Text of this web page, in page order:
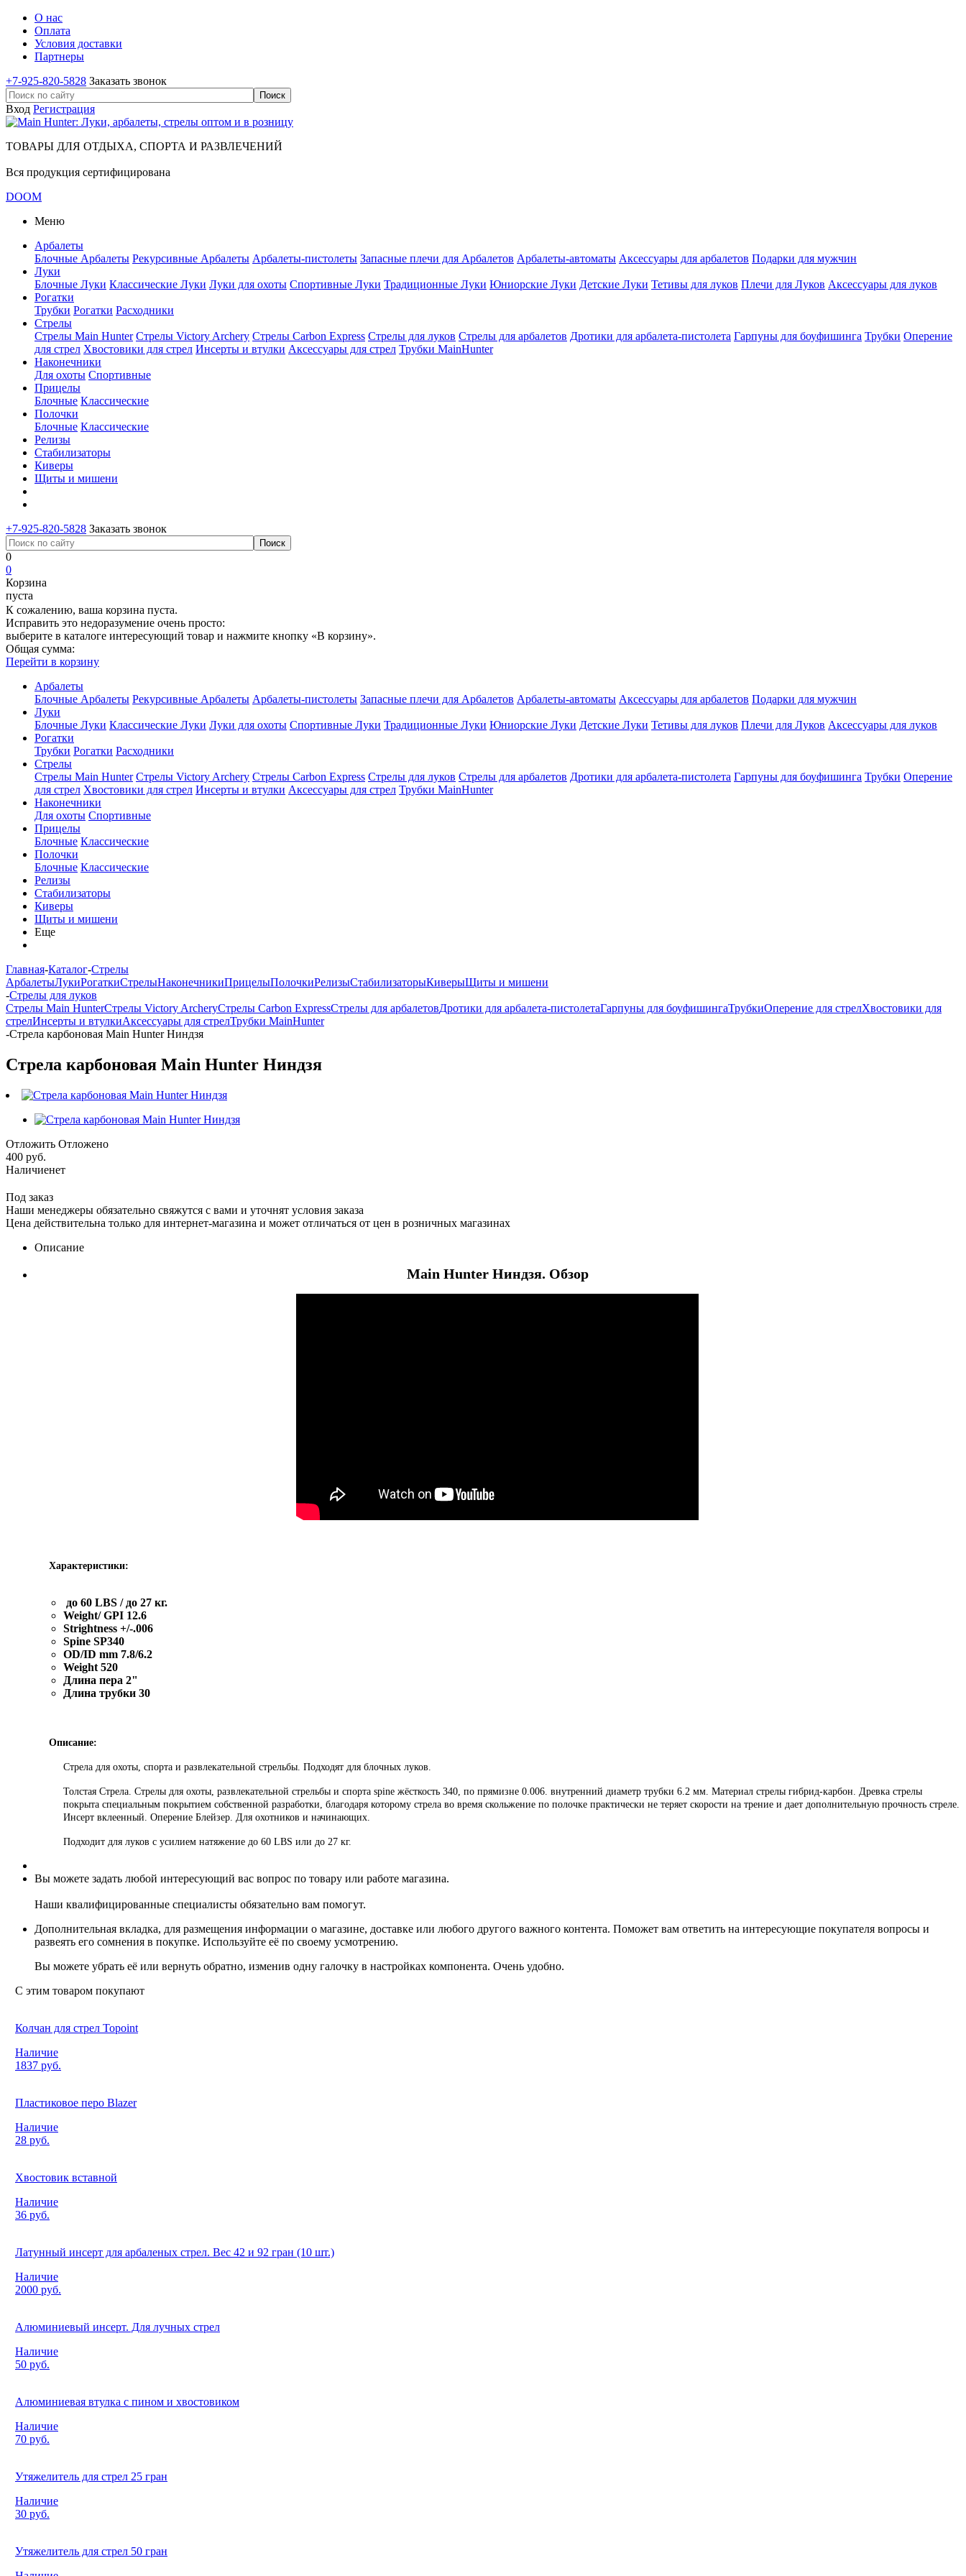
О нас
Оплата
Условия доставки
Партнеры
+7-925-820-5828 Заказать звонок
Вход Регистрация
ТОВАРЫ ДЛЯ ОТДЫХА, СПОРТА И РАЗВЛЕЧЕНИЙ
Вся продукция сертифицирована
DOOM
Меню
Арбалеты
Блочные Арбалеты Рекурсивные Арбалеты Арбалеты-пистолеты Запасные плечи для Арбалетов Арбалеты-автоматы Аксессуары для арбалетов Подарки для мужчин
Луки
Блочные Луки Классические Луки Луки для охоты Спортивные Луки Традиционные Луки Юниорские Луки Детские Луки Тетивы для луков Плечи для Луков Аксессуары для луков
Рогатки
Трубки Рогатки Расходники
Стрелы
Стрелы Main Hunter Стрелы Victory Archery Стрелы Carbon Express Стрелы для луков Стрелы для арбалетов Дротики для арбалета-пистолета Гарпуны для боуфишинга Трубки Оперение
для стрел Хвостовики для стрел Инсерты и втулки Аксессуары для стрел Трубки MainHunter
Наконечники
Для охоты Спортивные
Прицелы
Блочные Классические
Полочки
Блочные Классические
Релизы
Стабилизаторы
Киверы
Щиты и мишени
+7-925-820-5828 Заказать звонок
0
0
Корзина
пуста
К сожалению, ваша корзина пуста.
Исправить это недоразумение очень просто:
выберите в каталоге интересующий товар и нажмите кнопку «В корзину».
Общая сумма:
Перейти в корзину
Арбалеты
Блочные Арбалеты Рекурсивные Арбалеты Арбалеты-пистолеты Запасные плечи для Арбалетов Арбалеты-автоматы Аксессуары для арбалетов Подарки для мужчин
Луки
Блочные Луки Классические Луки Луки для охоты Спортивные Луки Традиционные Луки Юниорские Луки Детские Луки Тетивы для луков Плечи для Луков Аксессуары для луков
Рогатки
Трубки Рогатки Расходники
Стрелы
Стрелы Main Hunter Стрелы Victory Archery Стрелы Carbon Express Стрелы для луков Стрелы для арбалетов Дротики для арбалета-пистолета Гарпуны для боуфишинга Трубки Оперение
для стрел Хвостовики для стрел Инсерты и втулки Аксессуары для стрел Трубки MainHunter
Наконечники
Для охоты Спортивные
Прицелы
Блочные Классические
Полочки
Блочные Классические
Релизы
Стабилизаторы
Киверы
Щиты и мишени
Еще
Главная-Каталог-Стрелы
АрбалетыЛукиРогаткиСтрелыНаконечникиПрицелыПолочкиРелизыСтабилизаторыКиверыЩиты и мишени
-Стрелы для луков
Стрелы Main HunterСтрелы Victory ArcheryСтрелы Carbon ExpressСтрелы для арбалетовДротики для арбалета-пистолетаГарпуны для боуфишингаТрубкиОперение для стрелХвостовики для
стрелИнсерты и втулкиАксессуары для стрелТрубки MainHunter
-Стрела карбоновая Main Hunter Ниндзя
Стрела карбоновая Main Hunter Ниндзя
Отложить Отложено
400 руб.
Наличиенет
Под заказ
Наши менеджеры обязательно свяжутся с вами и уточнят условия заказа
Цена действительна только для интернет-магазина и может отличаться от цен в розничных магазинах
Описание
Main Hunter Ниндзя. Обзор
Характеристики:
до 60 LBS / до 27 кг.
Weight/ GPI 12.6
Strightness +/-.006
Spine SP340
OD/ID mm 7.8/6.2
Weight 520
Длина пера 2"
Длина трубки 30
Описание:
Стрела для охоты, спорта и развлекательной стрельбы. Подходят для блочных луков.
Толстая Стрела. Стрелы для охоты, развлекательной стрельбы и спорта spine жёсткость 340, по прямизне 0.006. внутренний диаметр трубки 6.2 мм. Материал стрелы гибрид-карбон. Древка стрелы
покрыта специальным покрытием собственной разработки, благодаря которому стрела во время скольжение по полочке практически не теряет скорости на трение и дает дополнительную прочность стреле.
Инсерт вклеенный. Оперение Блейзер. Для охотников и начинающих.
Подходит для луков с усилием натяжение до 60 LBS или до 27 кг.
Вы можете задать любой интересующий вас вопрос по товару или работе магазина.
Наши квалифицированные специалисты обязательно вам помогут.
Дополнительная вкладка, для размещения информации о магазине, доставке или любого другого важного контента. Поможет вам ответить на интересующие покупателя вопросы и
развеять его сомнения в покупке. Используйте её по своему усмотрению.
Вы можете убрать её или вернуть обратно, изменив одну галочку в настройках компонента. Очень удобно.
С этим товаром покупают
Колчан для стрел Topoint
Наличие
1837 руб.
Пластиковое перо Blazer
Наличие
28 руб.
Хвостовик вставной
Наличие
36 руб.
Латунный инсерт для арбаленых стрел. Вес 42 и 92 гран (10 шт.)
Наличие
2000 руб.
Алюминиевый инсерт. Для лучных стрел
Наличие
50 руб.
Алюминиевая втулка с пином и хвостовиком
Наличие
70 руб.
Утяжелитель для стрел 25 гран
Наличие
30 руб.
Утяжелитель для стрел 50 гран